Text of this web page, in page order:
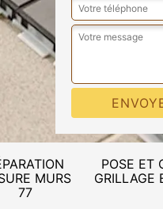
MURS
77
POSE ET
GRILLAGE